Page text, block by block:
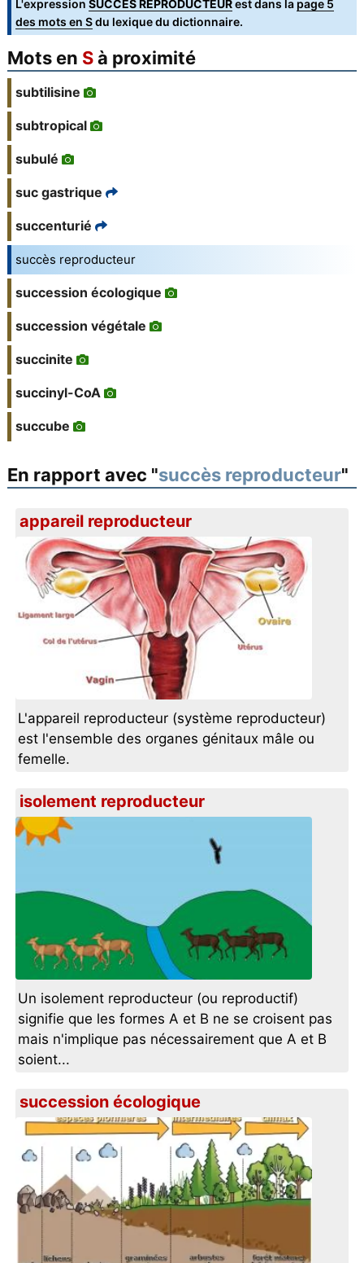
L'expression SUCCES REPRODUCTEURest dans la page 5
des mots en Sdu lexique du dictionnaire.
Mots en Sà proximité
subtilisine
subtropical
subulé
suc gastrique
succenturié
succès reproducteur
succession écologique
succession végétale
succinite
succinyl-CoA
succube
En rapport avec "succès reproducteur"
appareil reproducteur
L'appareil reproducteur (système reproducteur)
est l'ensemble des organes génitaux mâle ou
femelle.
isolement reproducteur
Un isolement reproducteur (ou reproductif)
signifie que les formes A et B ne se croisent pas
mais n'implique pas nécessairement que A et B
soient...
succession écologique